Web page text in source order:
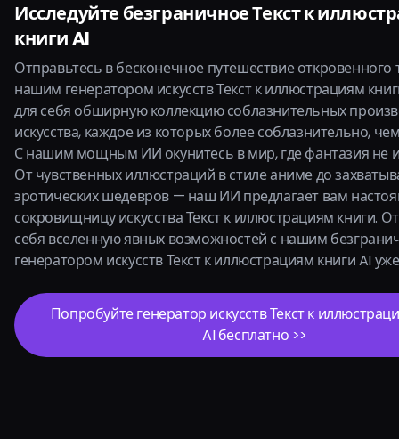
Исследуйте безграничное Текст к
книги AI
Отправьтесь в бесконечное путешествие откровенного
нашим генератором искусств Текст к иллюстрациям
для себя обширную коллекцию соблазнительных
искусства, каждое из которых более соблазнительно,
С нашим мощным ИИ окунитесь в мир, где фантазия не
От чувственных иллюстраций в стиле аниме до
эротических шедевров — наш ИИ предлагает вам
сокровищницу искусства Текст к иллюстрациям книги.
себя вселенную явных возможностей с нашим
генератором искусств Текст к иллюстрациям книги AI
Попробуйте генератор искусств Текст к
AI бесплатно >>